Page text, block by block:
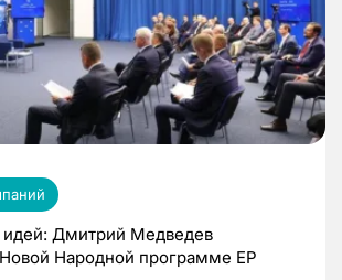
Дмитрий Медведев
Новой Народной программе ЕР